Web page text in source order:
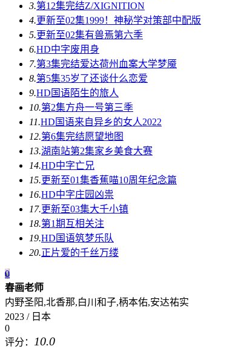
3.第12集完结Z/XIGNITION
4.更新至02集1999！神秘学对策部中配版
5.更新至02集有兽焉第六季
6.HD中字废用身
7.第3集完结爱达荷州血案大学梦魇
8.第5集35岁了还谈什么恋爱
9.HD国语陌生的旅人
10.第2集方舟一号第三季
11.HD国语来自异乡的女人2022
12.第6集完结愿望地图
13.湖南站第2集家乡美食大赛
14.HD中字亡兄
15.更新至01集香蕉喵10周年纪念篇
16.HD中字庄园凶祟
17.更新至03集大千小镇
18.第1期互相关注
19.HD国语筑梦乐队
20.正片爱的千丝万缕
0
春画老师
内野圣阳,北香那,白川和子,柄本佑,安达祐实
2023 / 日本
0
评分：
10.0